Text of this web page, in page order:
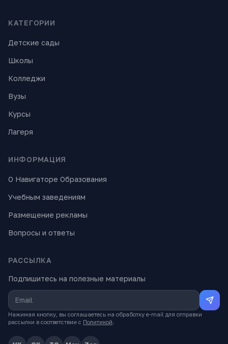
КАТЕГОРИИ
Детские сады
Школы
Колледжи
Вузы
Курсы
Лагеря
ИНФОРМАЦИЯ
О Навигаторе Образования
Учебным заведениям
Размещение рекламы
Вопросы и ответы
РАССЫЛКА
Подпишитесь на полезные материалы
Нажимая кнопку, вы соглашаетесь на обработку e-mail для отправки
рассылки в соответствии с Политикой.